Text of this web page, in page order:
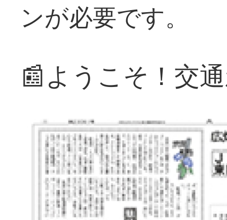
ンが必要です。
📰ようこそ！交